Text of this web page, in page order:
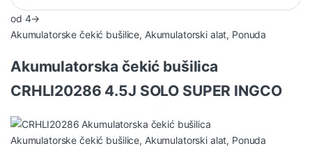
od 4→
Akumulatorske čekić bušilice, Akumulatorski alat, Ponuda
Akumulatorska čekić bušilica
CRHLI20286 4.5J SOLO SUPER INGCO
Akumulatorske čekić bušilice, Akumulatorski alat, Ponuda